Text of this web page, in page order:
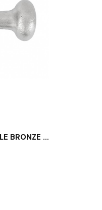
BOUTON DE MEUBLE BRONZE BLANC SATINÉ DAUBY PT-45 WBS